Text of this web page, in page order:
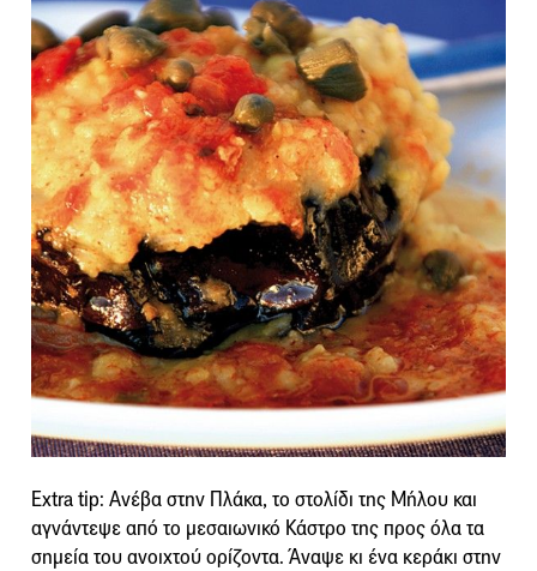
Extra tip: Ανέβα στην Πλάκα, το στολίδι της Μήλου και
αγνάντεψε από το μεσαιωνικό Κάστρο της προς όλα τα
σημεία του ανοιχτού ορίζοντα. Άναψε κι ένα κεράκι στην